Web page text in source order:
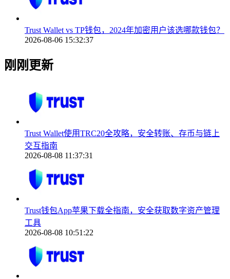
Trust Wallet vs TP钱包，2024年加密用户该选哪款钱包？
2026-08-06 15:32:37
刚刚更新
Trust Wallet使用TRC20全攻略，安全转账、存币与链上
交互指南
2026-08-08 11:37:31
Trust钱包App苹果下载全指南，安全获取数字资产管理
工具
2026-08-08 10:51:22